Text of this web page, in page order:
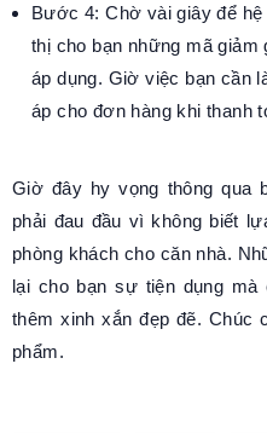
Bước 4: Chờ vài giây để
thị cho bạn những mã giảm
áp dụng. Giờ việc bạn cần
áp cho đơn hàng khi thanh
Giờ đây hy vọng thông qua
phải đau đầu vì không biết
phòng khách cho căn nhà.
lại cho bạn sự tiện dụng
thêm xinh xắn đẹp đẽ. Chúc
phẩm.